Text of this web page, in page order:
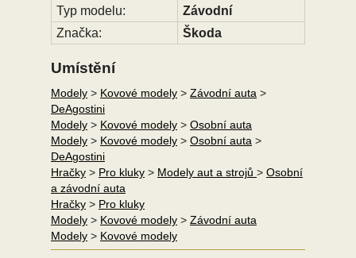
Typ modelu:
Závodní
Značka:
Škoda
Umístění
Modely > Kovové modely > Závodní auta >
DeAgostini
Modely > Kovové modely > Osobní auta
Modely > Kovové modely > Osobní auta >
DeAgostini
Hračky > Pro kluky > Modely aut a strojů > Osobní
a závodní auta
Hračky > Pro kluky
Modely > Kovové modely > Závodní auta
Modely > Kovové modely